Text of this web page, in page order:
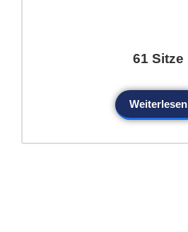
61 Sitze
Weiterlesen